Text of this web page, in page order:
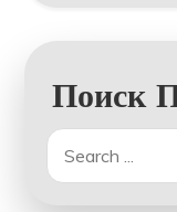
Поиск
Search
for: